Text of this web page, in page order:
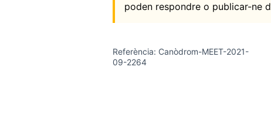
poden respondre o publicar-ne
Referència: Canòdrom-MEET-2021-
09-2264